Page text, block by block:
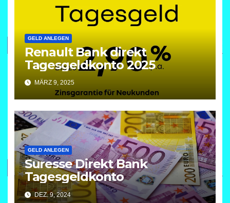
GELD ANLEGEN
Renault Bank direkt
Tagesgeldkonto 2025
MÄRZ 9, 2025
GELD ANLEGEN
Suresse Direkt Bank
Tagesgeldkonto
DEZ. 9, 2024